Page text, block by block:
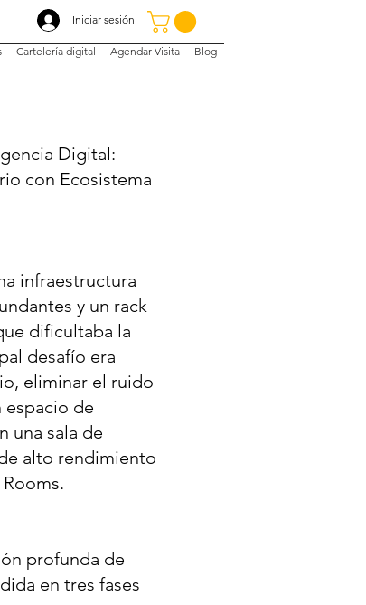
Iniciar sesión
Cartelería digital Agendar Visita Blog
Digital:
con Ecosistema
infraestructura
y un rack
dificultaba la
desafío era
eliminar el ruido
espacio de
una sala de
alto rendimiento
profunda de
en tres fases